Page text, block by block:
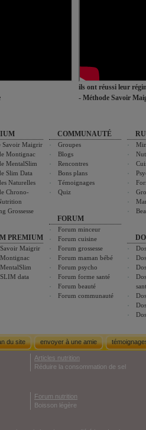
ils ont réussi leur
- Méthode Savoir
Savoir Maigrir
Montignac
MentalSlim
Slim Data
Naturelles
Chrono-
Grossesse
PREMIUM
Maigrir
data
COMMUNAUTÉ
Groupes
Blogs
Rencontres
Bons plans
Témoignages
Quiz
FORUM
Forum minceur
Forum cuisine
Forum grossesse
Forum maman bébé
Forum psycho
Forum forme santé
Forum beauté
Forum communauté
du site envoyer à une amie
Articles nutrition
Réduire la consommation de sel
Forum nutrition
Boisson légère